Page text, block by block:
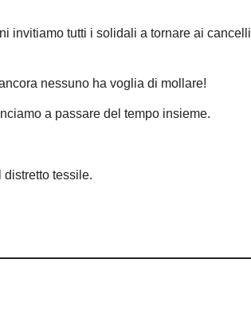
invitiamo tutti i solidali a tornare ai cancelli
nessuno ha voglia di mollare!
a passare del tempo insieme.
tessile.